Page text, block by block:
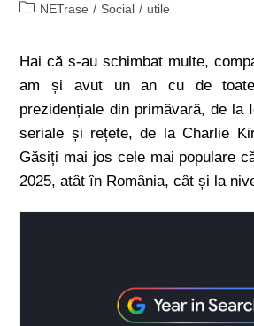
NETrase / Social / utile
Hai că s-au schimbat multe,
am și avut un an cu de
prezidențiale din primăvară, de la
seriale și rețete, de la Charlie
Găsiți mai jos cele mai populare
2025, atât în România, cât și la